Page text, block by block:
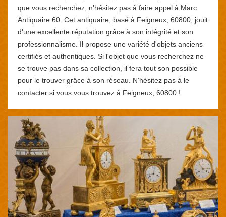
que vous recherchez, n'hésitez pas à faire appel à Marc
Antiquaire 60. Cet antiquaire, basé à Feigneux, 60800, jouit
d'une excellente réputation grâce à son intégrité et son
professionnalisme. Il propose une variété d'objets anciens
certifiés et authentiques. Si l'objet que vous recherchez ne
se trouve pas dans sa collection, il fera tout son possible
pour le trouver grâce à son réseau. N'hésitez pas à le
contacter si vous vous trouvez à Feigneux, 60800 !